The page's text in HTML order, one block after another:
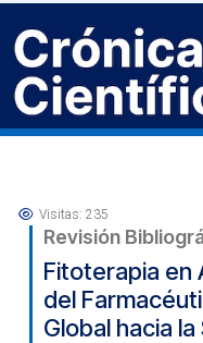
Visitas: 235
Revisión
Fitoterapia en
del
Global hacia